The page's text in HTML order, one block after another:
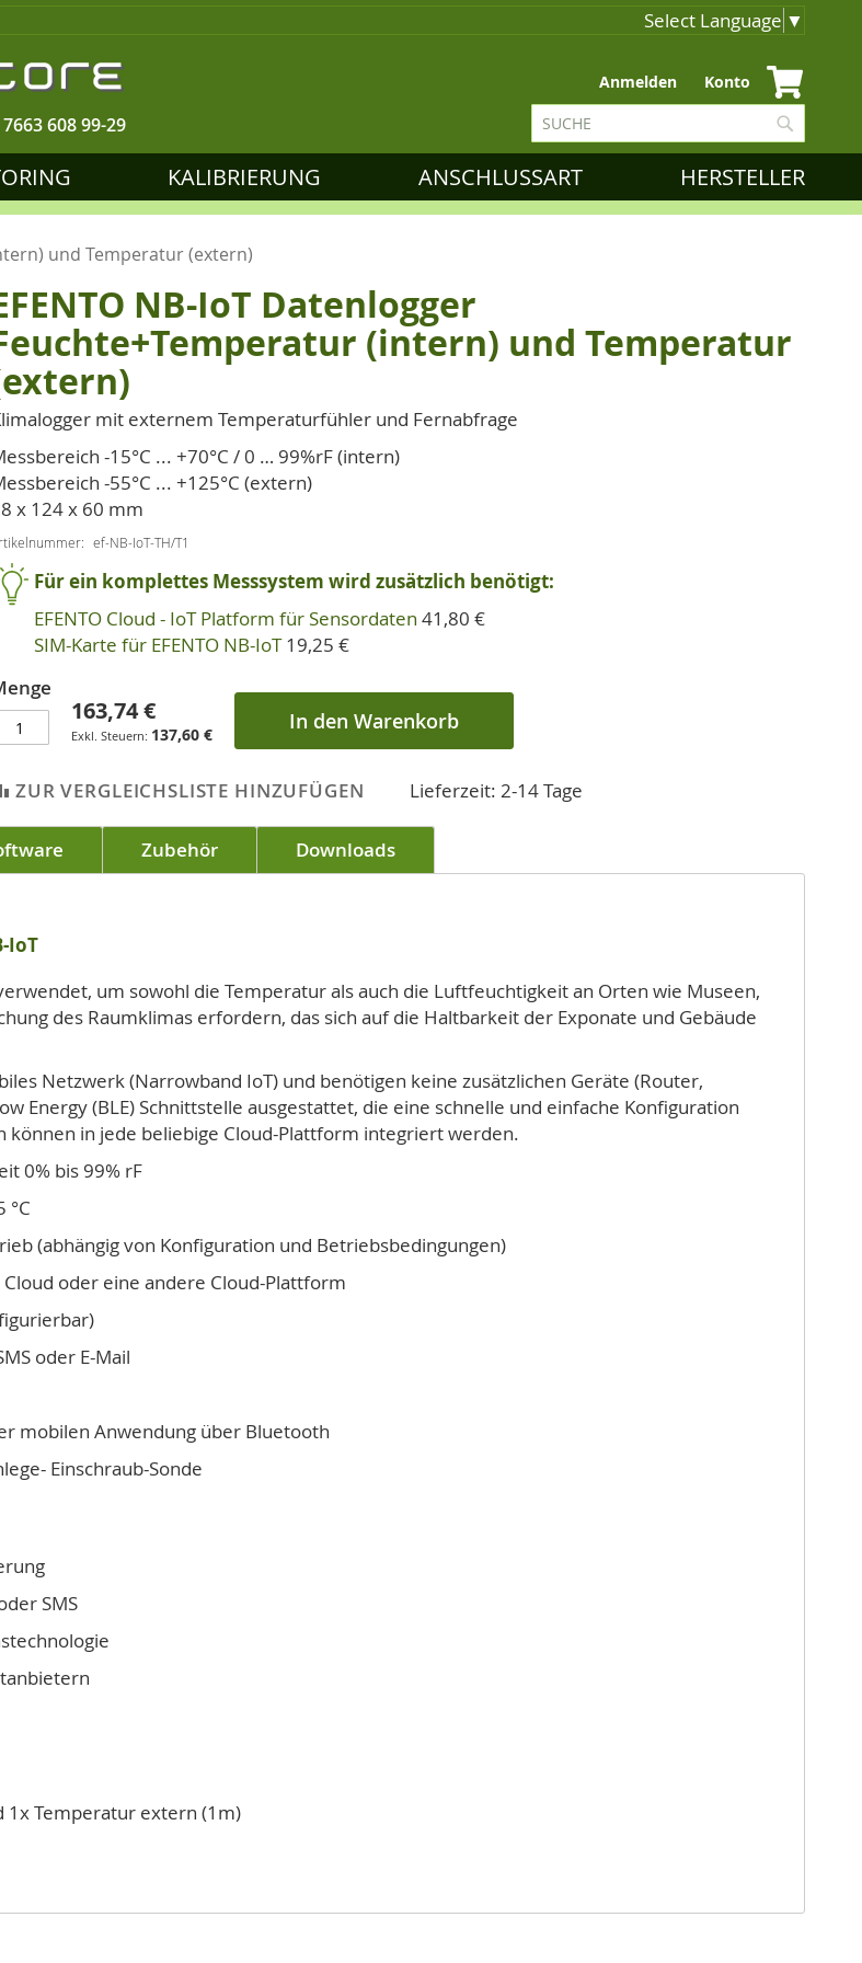
Select Language ▼
608 99-29
Zum
Inhalt
springen
Anmelden Konto
Suche
KALIBRIERUNG ANSCHLUSSART HERSTELLER
und Temperatur (extern)
NB-IoT Datenlogger
(intern) und Temperatur
mit externem Temperaturfühler und Fernabfrage
-15°C ... +70°C / 0 … 99%rF (intern)
-55°C ... +125°C (extern)
x 124 x 60 mm
ef-NB-IoT-TH/T1
Für ein komplettes Messsystem wird zusätzlich benötigt:
EFENTO Cloud - IoT Platform für Sensordaten 41,80 €
SIM-Karte für EFENTO NB-IoT 19,25 €
163,74 €
137,60 € In den Warenkorb
ZUR VERGLEICHSLISTE HINZUFÜGEN Lieferzeit: 2-14 Tage
Zubehör Downloads
IoT
um sowohl die Temperatur als auch die Luftfeuchtigkeit an Orten wie Museen,
des Raumklimas erfordern, das sich auf die Haltbarkeit der Exponate und Gebäude
Netzwerk (Narrowband IoT) und benötigen keine zusätzlichen Geräte (Router,
Energy (BLE) Schnittstelle ausgestattet, die eine schnelle und einfache Konfiguration
können in jede beliebige Cloud-Plattform integriert werden.
0% bis 99% rF
°C
(abhängig von Konfiguration und Betriebsbedingungen)
oder eine andere Cloud-Plattform
oder E-Mail
mobilen Anwendung über Bluetooth
Einschraub-Sonde
SMS
1x Temperatur extern (1m)